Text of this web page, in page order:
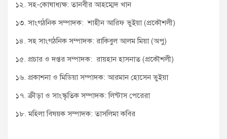
১২. সহ-কোষাধ্যক্ষ: তানবীর আহম্মেদ খান
১৩. সাংগঠনিক সম্পাদক: শাহীন আরিফ ভুইয়া (প্রকৌশলী)
১৪. সহ সাংগঠনিক সম্পাদক: রাকিবুল আলম মিয়া (অপু)
১৫. প্রচার ও দপ্তর সম্পাদক: রায়হান হাসনাত (প্রকৌশলী)
১৬. প্রকাশনা ও মিডিয়া সম্পাদক: আরমান হোসেন ভুইয়া
১৭. ক্রীড়া ও সাংস্কৃতিক সম্পাদক: লিন্টাস পেরেরা
১৮. মহিলা বিষয়ক সম্পাদক: তাসলিমা কবির